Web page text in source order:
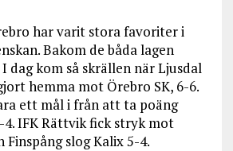
har varit stora favoriter i
Bakom de båda lagen
dag kom så skrällen när Ljusdal
hemma mot Örebro SK, 6-6.
ett mål i från att ta poäng
IFK Rättvik fick stryk mot
Finspång slog Kalix 5-4.